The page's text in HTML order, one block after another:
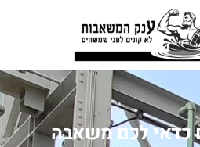
כדאי לכם משאבה